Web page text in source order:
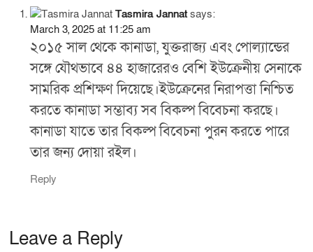
o
k
Tasmira Jannat says:
March 3, 2025 at 11:25 am
২০১৫ সাল থেকে কানাডা, যুক্তরাজ্য এবং পোল্যান্ডের
সঙ্গে যৌথভাবে ৪৪ হাজারেরও বেশি ইউক্রেনীয় সেনাকে
সামরিক প্রশিক্ষণ দিয়েছে।ইউক্রেনের নিরাপত্তা নিশ্চিত
করতে কানাডা সম্ভাব্য সব বিকল্প বিবেচনা করছে।
কানাডা যাতে তার বিকল্প বিবেচনা পুরন করতে পারে
তার জন্য দোয়া রইল।
Reply
Leave a Reply